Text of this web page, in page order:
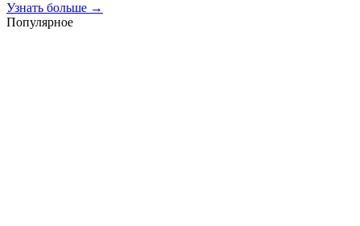
Узнать больше →
Популярное